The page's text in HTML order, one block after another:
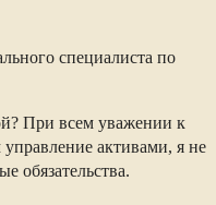
специалиста по
При всем уважении к
активами, я не
обязательства.